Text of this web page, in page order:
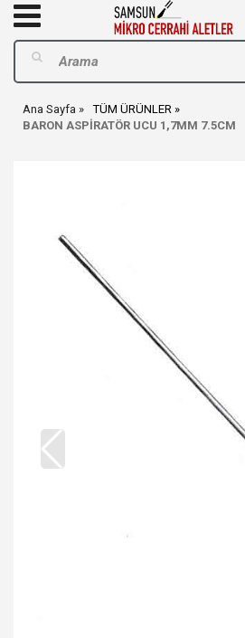
Ana Sayfa
TÜM ÜRÜNLER
BARON ASPİRATÖR UCU 1,7MM 7.5CM